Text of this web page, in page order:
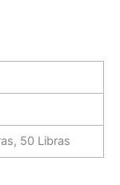
50 Libras